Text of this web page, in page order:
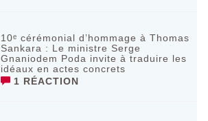
10ᵉ cérémonial d’hommage à Thomas
Sankara : Le ministre Serge
Gnaniodem Poda invite à traduire les
idéaux en actes concrets
1 RÉACTION